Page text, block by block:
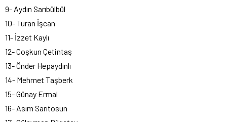
9- Aydın Sarıbülbül
10- Turan İşcan
11- İzzet Kaylı
12- Coşkun Çetintaş
13- Önder Hepaydınlı
14- Mehmet Taşberk
15- Günay Ermal
16- Asım Sarıtosun